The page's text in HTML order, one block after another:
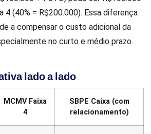
4 (40% = R$200.000). Essa diferença
a compensar o custo adicional da
no curto e médio prazo.
lado a lado
MCMV Faixa
4
SBPE Caixa (com
relacionamento)